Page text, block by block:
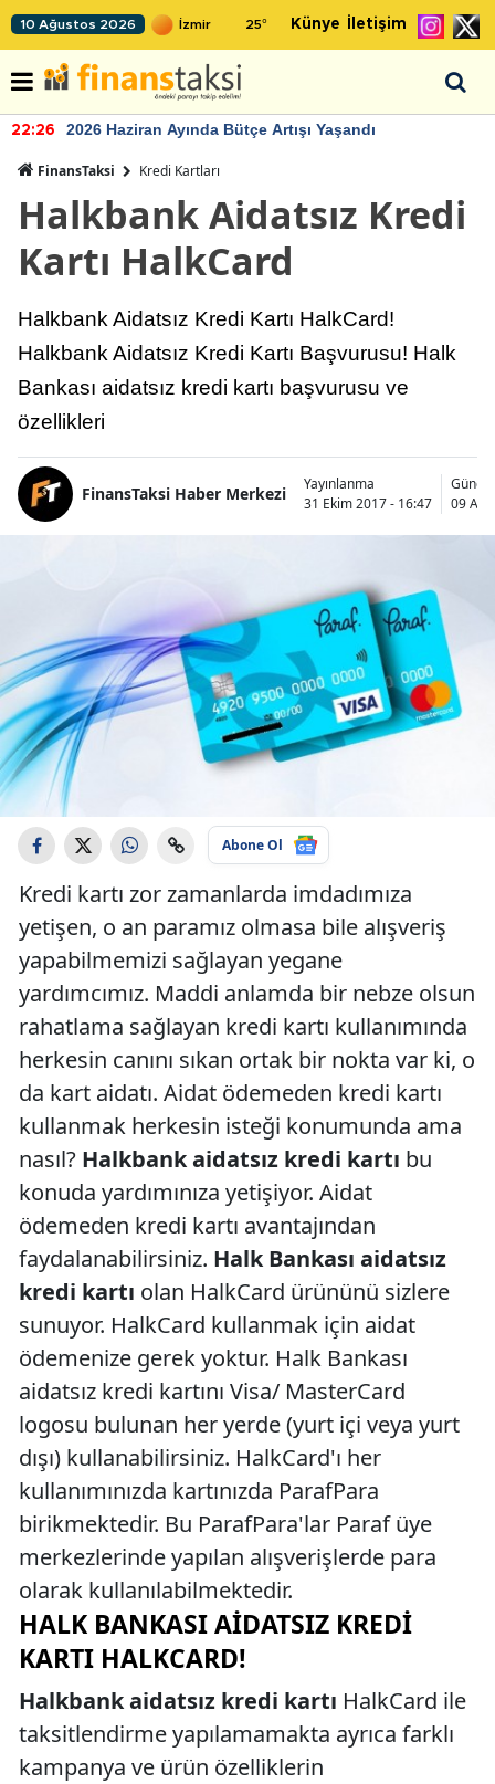
10 Ağustos 2026 25° Künye İletişim
22:26 2026 Haziran Ayında Bütçe Artışı Yaşandı
FinansTaksi Kredi Kartları
Halkbank Aidatsız Kredi
Kartı HalkCard
Halkbank Aidatsız Kredi Kartı HalkCard!
Halkbank Aidatsız Kredi Kartı Başvurusu! Halk
Bankası aidatsız kredi kartı başvurusu ve
özellikleri
FinansTaksi Haber Merkezi
Yayınlanma
31 Ekim 2017 - 16:47
09
Abone Ol
Kredi kartı zor zamanlarda imdadımıza
yetişen, o an paramız olmasa bile alışveriş
yapabilmemizi sağlayan yegane
yardımcımız. Maddi anlamda bir nebze olsun
rahatlama sağlayan kredi kartı kullanımında
herkesin canını sıkan ortak bir nokta var ki, o
da kart aidatı. Aidat ödemeden kredi kartı
kullanmak herkesin isteği konumunda ama
nasıl? Halkbank aidatsız kredi kartı bu
konuda yardımınıza yetişiyor. Aidat
ödemeden kredi kartı avantajından
faydalanabilirsiniz. Halk Bankası aidatsız
kredi kartı olan HalkCard ürününü sizlere
sunuyor. HalkCard kullanmak için aidat
ödemenize gerek yoktur. Halk Bankası
aidatsız kredi kartını Visa/ MasterCard
logosu bulunan her yerde (yurt içi veya yurt
dışı) kullanabilirsiniz. HalkCard'ı her
kullanımınızda kartınızda ParafPara
birikmektedir. Bu ParafPara'lar Paraf üye
merkezlerinde yapılan alışverişlerde para
olarak kullanılabilmektedir.
HALK BANKASI AIDATSIZ KREDI
KARTI HALKCARD!
Halkbank aidatsız kredi kartı HalkCard ile
taksitlendirme yapılamamakta ayrıca farklı
kampanya ve ürün özelliklerin